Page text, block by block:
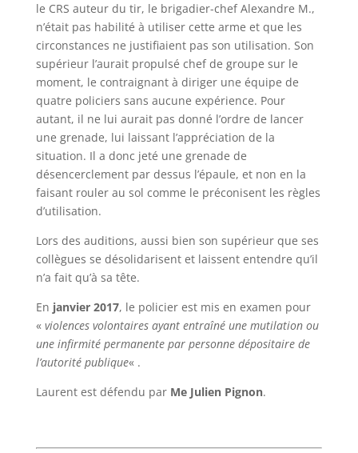
le CRS auteur du tir, le brigadier-chef Alexandre M.,
n’était pas habilité à utiliser cette arme et que les
circonstances ne justifiaient pas son utilisation. Son
supérieur l’aurait propulsé chef de groupe sur le
moment, le contraignant à diriger une équipe de
quatre policiers sans aucune expérience. Pour
autant, il ne lui aurait pas donné l’ordre de lancer
une grenade, lui laissant l’appréciation de la
situation. Il a donc jeté une grenade de
désencerclement par dessus l’épaule, et non en la
faisant rouler au sol comme le préconisent les règles
d’utilisation.
Lors des auditions, aussi bien son supérieur que ses
collègues se désolidarisent et laissent entendre qu’il
n’a fait qu’à sa tête.
En janvier 2017, le policier est mis en examen pour
« violences volontaires ayant entraîné une mutilation ou
une infirmité permanente par personne dépositaire de
l’autorité publique« .
Laurent est défendu par Me Julien Pignon.